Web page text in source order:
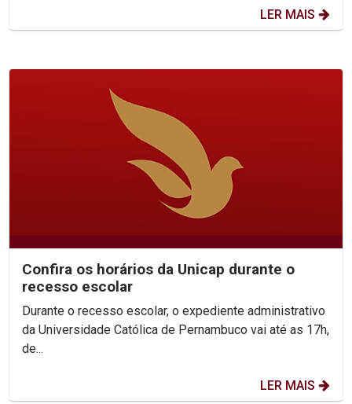
LER MAIS
Confira os horários da Unicap durante o
recesso escolar
Durante o recesso escolar, o expediente administrativo
da Universidade Católica de Pernambuco vai até as 17h,
de...
LER MAIS